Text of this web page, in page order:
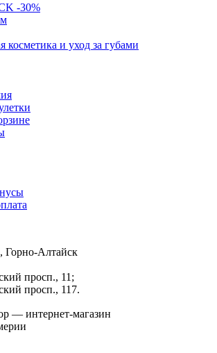
-30%
косметика и уход за губами
Горно-Алтайск
просп., 11;
просп., 117.
— интернет-магазин